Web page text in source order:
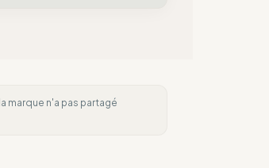
marque n'a pas partagé